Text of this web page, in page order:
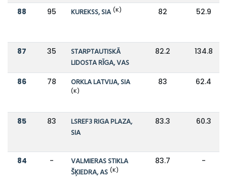
88 95 KUREKSS, SIA (K) 82 52.9
87 35
STARPTAUTISKĀ
LIDOSTA RĪGA, VAS
82.2 134.8
86 78 ORKLA LATVIJA, SIA
(K)
83 62.4
85 83
LSREF3 RIGA PLAZA,
SIA
83.3 60.3
84 -
VALMIERAS STIKLA
ŠĶIEDRA, AS (K)
83.7 -